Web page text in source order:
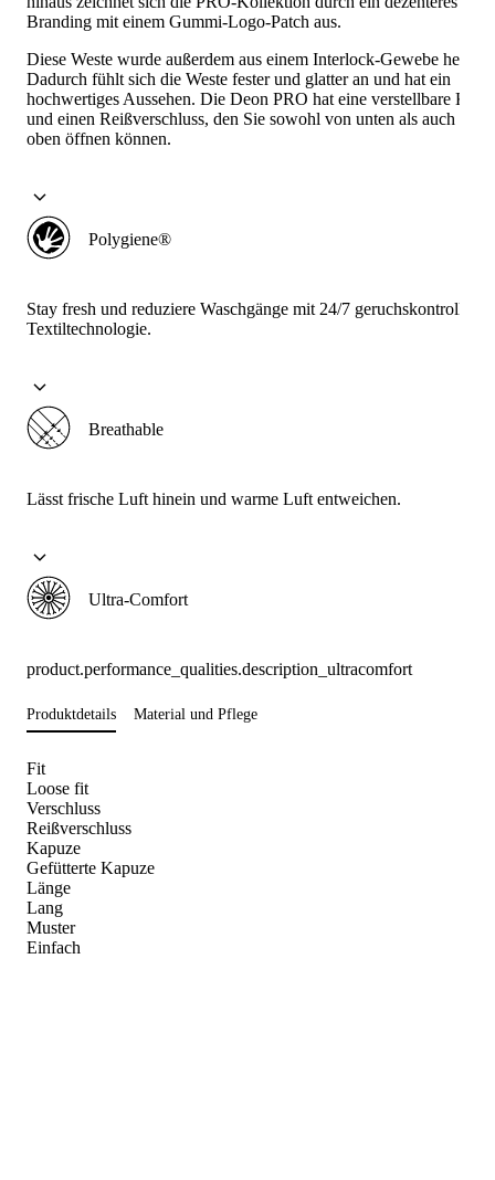
Branding mit einem Gummi-Logo-Patch aus.
Diese Weste wurde außerdem aus einem Interlock-Gewebe
Dadurch fühlt sich die Weste fester und glatter an und hat ein
hochwertiges Aussehen. Die Deon PRO hat eine verstellbare
und einen Reißverschluss, den Sie sowohl von unten als auch von
oben öffnen können.
Polygiene®
Stay fresh und reduziere Waschgänge mit 24/7
Textiltechnologie.
Breathable
Lässt frische Luft hinein und warme Luft entweichen.
Ultra-Comfort
product.performance_qualities.description_ultracomfort
Produktdetails Material und Pflege
Fit
Loose fit
Verschluss
Reißverschluss
Kapuze
Gefütterte Kapuze
Länge
Lang
Muster
Einfach